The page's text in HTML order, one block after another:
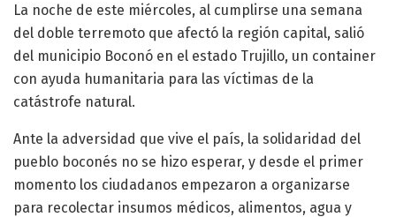
La noche de este miércoles, al cumplirse una semana
del doble terremoto que afectó la región capital, salió
del municipio Boconó en el estado Trujillo, un container
con ayuda humanitaria para las víctimas de la
catástrofe natural.
Ante la adversidad que vive el país, la solidaridad del
pueblo boconés no se hizo esperar, y desde el primer
momento los ciudadanos empezaron a organizarse
para recolectar insumos médicos, alimentos, agua y